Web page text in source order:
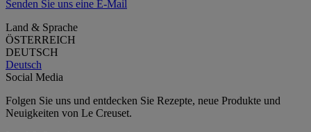
Senden Sie uns eine E-Mail
Land & Sprache
ÖSTERREICH
DEUTSCH
Deutsch
Social Media
Folgen Sie uns und entdecken Sie Rezepte, neue Produkte und
Neuigkeiten von Le Creuset.